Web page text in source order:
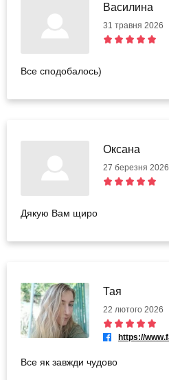
Василина
31 травня 2026
Все сподобалось)
Оксана
27 березня 2026
Дякую Вам щиро
Тая
22 лютого 2026
Все як завжди чудово